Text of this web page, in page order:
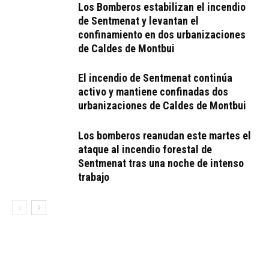
Los Bomberos estabilizan el incendio
de Sentmenat y levantan el
confinamiento en dos urbanizaciones
de Caldes de Montbui
El incendio de Sentmenat continúa
activo y mantiene confinadas dos
urbanizaciones de Caldes de Montbui
Los bomberos reanudan este martes el
ataque al incendio forestal de
Sentmenat tras una noche de intenso
trabajo